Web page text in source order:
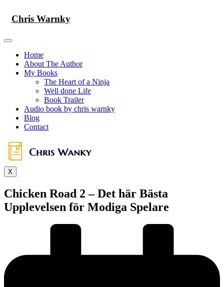
content
Chris Warnky
Home
About The Author
My Books
The Heart of a Ninja
Well done Life
Book Trailer
Audio book by chris warnky
Blog
Contact
X
Chicken Road 2 – Det här Bästa
Upplevelsen för Modiga Spelare